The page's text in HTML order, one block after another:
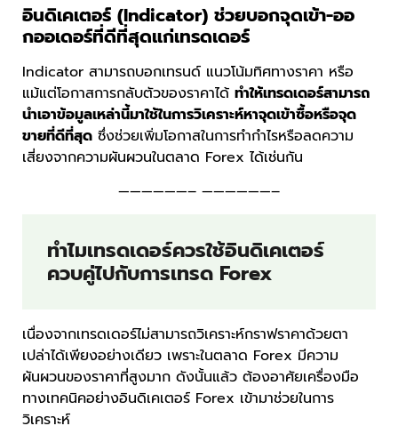
อินดิเคเตอร์ (Indicator) ช่วยบอกจุดเข้า-ออ
กออเดอร์ที่ดีที่สุดแก่เทรดเดอร์
Indicator สามารถบอกเทรนด์ แนวโน้มทิศทางราคา หรือ
แม้แต่โอกาสการกลับตัวของราคาได้ทำให้เทรดเดอร์สามารถ
นำเอาข้อมูลเหล่านี้มาใช้ในการวิเคราะห์หาจุดเข้าซื้อหรือจุด
ขายที่ดีที่สุด ซึ่งช่วยเพิ่มโอกาสในการทำกำไรหรือลดความ
เสี่ยงจากความผันผวนในตลาด Forex ได้เช่นกัน
——————– ——————–
ทำไมเทรดเดอร์ควรใช้อินดิเคเตอร์
ควบคู่ไปกับการเทรด Forex
เนื่องจากเทรดเดอร์ไม่สามารถวิเคราะห์กราฟราคาด้วยตา
เปล่าได้เพียงอย่างเดียว เพราะในตลาด Forex มีความ
ผันผวนของราคาที่สูงมาก ดังนั้นแล้ว ต้องอาศัยเครื่องมือ
ทางเทคนิคอย่างอินดิเคเตอร์ Forex เข้ามาช่วยในการ
วิเคราะห์